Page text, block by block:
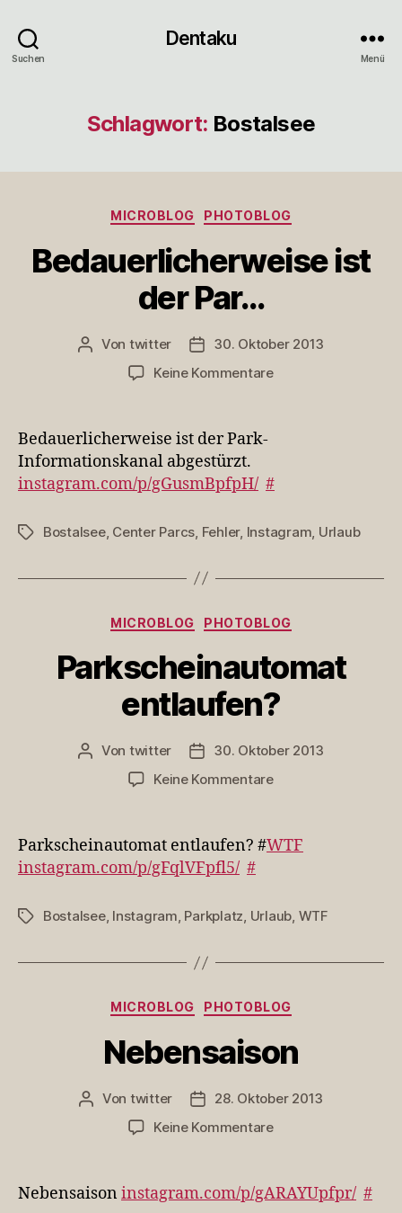
Suchen
Dentaku
Menü
Schlagwort: Bostalsee
Kategorien
MICROBLOG PHOTOBLOG
Bedauerlicherweise ist
der Par…
Beitragsautor
Von twitter Veröffentlichungsdatum
30. Oktober 2013
Keine Kommentarezu
Bedauerlicherweise ist der Park-
Informationskanal abgestürzt.
instagram.com/p/gGusmBpfpH/ #
Schlagwörter
Bostalsee, Center Parcs Fehler, Instagram Urlaub
Kategorien
MICROBLOG PHOTOBLOG
Parkscheinautomat
entlaufen?
Beitragsautor
Von twitter Veröffentlichungsdatum
30. Oktober 2013
Keine Kommentarezu
Parkscheinautomat entlaufen? #WTF
instagram.com/p/gFqlVFpfl5/ #
Schlagwörter
Bostalsee, Instagram, Parkplatz, Urlaub, WTF
Kategorien
MICROBLOG PHOTOBLOG
Nebensaison
Beitragsautor
Von twitter Veröffentlichungsdatum
28. Oktober 2013
Keine Kommentarezu
Nebensaison instagram.com/p/gARAYUpfpr/ #